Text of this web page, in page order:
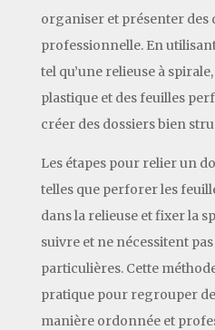
organiser et présenter des
professionnelle. En
tel qu’une relieuse à
plastique et des feuilles
créer des dossiers bien
Les étapes pour relier un
telles que perforer les
dans la relieuse et fixer la
suivre et ne nécessitent
particulières. Cette
pratique pour regrouper
manière ordonnée et